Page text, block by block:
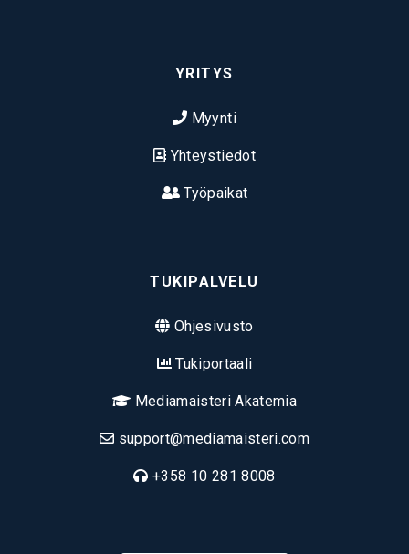
YRITYS
Myynti
Yhteystiedot
Työpaikat
TUKIPALVELU
Ohjesivusto
Tukiportaali
Mediamaisteri Akatemia
support@mediamaisteri.com
+358 10 281 8008